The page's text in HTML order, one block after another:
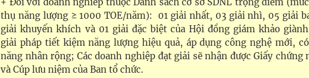
thụ năng lượng ≥ 1000 TOE/năm): 01 giải nhất, 03 giải nhì, 05 giải
giải khuyến khích và 01 giải đặc biệt của Hội đồng giám khảo
giải pháp tiết kiệm năng lượng hiệu quả, áp dụng công nghệ mới,
năng nhân rộng; Các doanh nghiệp đạt giải sẽ nhận được Giấy chứng
và Cúp lưu niệm của Ban tổ chức.